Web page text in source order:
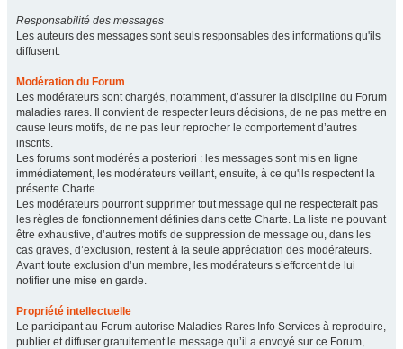
Responsabilité des messages
Les auteurs des messages sont seuls responsables des informations qu'ils
diffusent.
Modération du Forum
Les modérateurs sont chargés, notamment, d’assurer la discipline du Forum
maladies rares. Il convient de respecter leurs décisions, de ne pas mettre en
cause leurs motifs, de ne pas leur reprocher le comportement d’autres
inscrits.
Les forums sont modérés a posteriori : les messages sont mis en ligne
immédiatement, les modérateurs veillant, ensuite, à ce qu'ils respectent la
présente Charte.
Les modérateurs pourront supprimer tout message qui ne respecterait pas
les règles de fonctionnement définies dans cette Charte. La liste ne pouvant
être exhaustive, d’autres motifs de suppression de message ou, dans les
cas graves, d’exclusion, restent à la seule appréciation des modérateurs.
Avant toute exclusion d’un membre, les modérateurs s’efforcent de lui
notifier une mise en garde.
Propriété intellectuelle
Le participant au Forum autorise Maladies Rares Info Services à reproduire,
publier et diffuser gratuitement le message qu’il a envoyé sur ce Forum,